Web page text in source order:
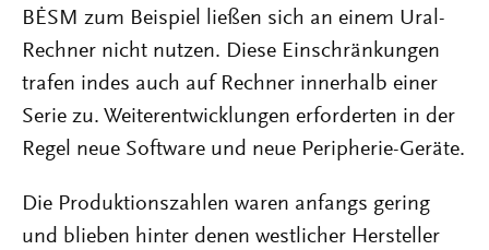
BĖSM zum Beispiel ließen sich an einem Ural-
Rechner nicht nutzen. Diese Einschränkungen
trafen indes auch auf Rechner innerhalb einer
Serie zu. Weiterentwicklungen erforderten in der
Regel neue Software und neue Peripherie-Geräte.
Die Produktionszahlen waren anfangs gering
und blieben hinter denen westlicher Hersteller